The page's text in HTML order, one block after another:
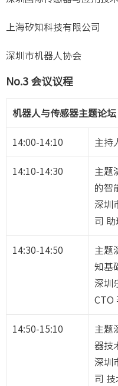
上海矽知科技有限公司
深圳市机器人协会
No.3 会议议程
机器人与传感器主题论坛
14:00-14:10 主持
14:10-14:30
主题
的智
深圳
司
14:30-14:50
主题
知基
深圳
CTO
14:50-15:10
主题
器技
深圳
司